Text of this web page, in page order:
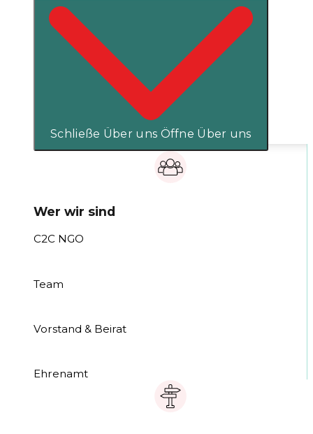
Schließe Über uns Öffne Über uns
Wer wir sind
C2C NGO
Team
Vorstand & Beirat
Ehrenamt